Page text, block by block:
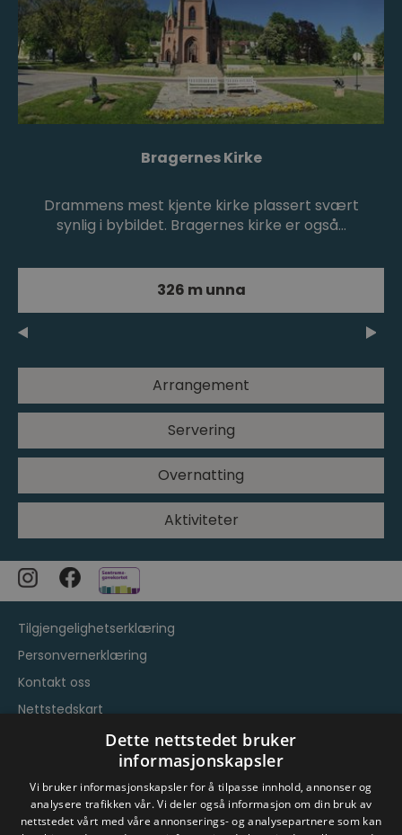
Bragernes Kirke
Drammens mest kjente kirke plassert svært
synlig i bybildet. Bragernes kirke er også…
326 m unna
Arrangement
Servering
Overnatting
Aktiviteter
Tilgjengelighetserklæring
Personvernerklæring
Kontakt oss
Nettstedskart
Vilkår og betingelserDette nettstedet bruker
informasjonskapsler
Vi bruker informasjonskapsler for å tilpasse innhold, annonser og
analysere trafikken vår. Vi deler også informasjon om din bruk av
nettstedet vårt med våre annonserings- og analysepartnere som kan